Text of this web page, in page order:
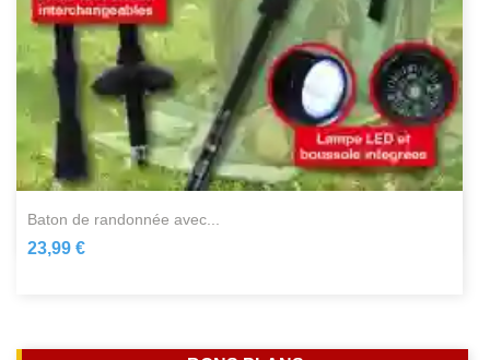
baton de randonnée avec...
23,99 €